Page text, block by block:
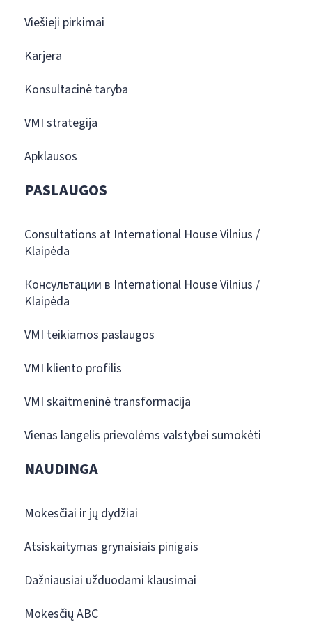
Viešieji pirkimai
Karjera
Konsultacinė taryba
VMI strategija
Apklausos
PASLAUGOS
Consultations at International House Vilnius /
Klaipėda
Консультации в International House Vilnius /
Klaipėda
VMI teikiamos paslaugos
VMI kliento profilis
VMI skaitmeninė transformacija
Vienas langelis prievolėms valstybei sumokėti
NAUDINGA
Mokesčiai ir jų dydžiai
Atsiskaitymas grynaisiais pinigais
Dažniausiai užduodami klausimai
Mokesčių ABC